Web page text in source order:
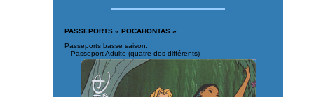
PASSEPORTS « POCAHONTAS »
Passeports basse saison.
Passeport Adulte (quatre dos différents)